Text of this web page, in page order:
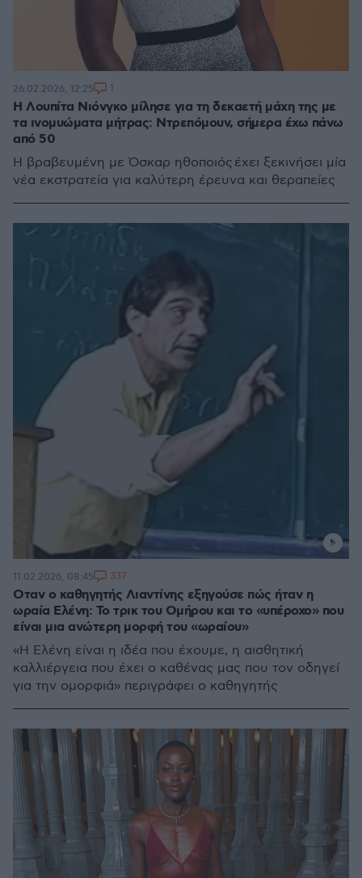
Η Λουπίτα Νιόνγκο μίλησε για τη δεκαετή μάχη της με
τα ινομυώματα μήτρας: Ντρεπόμουν, σήμερα έχω πάνω
από 50
Η βραβευμένη με Όσκαρ ηθοποιός έχει ξεκινήσει μία
νέα εκστρατεία για καλύτερη έρευνα και θεραπείες
26.02.2026, 12:25 1
Οταν ο καθηγητής Λιαντίνης εξηγούσε πώς ήταν η
ωραία Ελένη: Το τρικ του Ομήρου και το «υπέροχο» που
είναι μια ανώτερη μορφή του «ωραίου»
«Η Ελένη είναι η ιδέα που έχουμε, η αισθητική
καλλιέργεια που έχει ο καθένας μας που τον οδηγεί
για την ομορφιά» περιγράφει ο καθηγητής
11.02.2026, 08:45 337